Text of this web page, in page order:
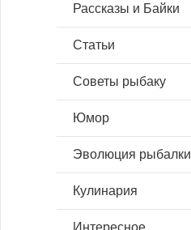
Рассказы и Байки
Статьи
Советы рыбаку
Юмор
Эволюция рыбалки
Кулинария
Интересное